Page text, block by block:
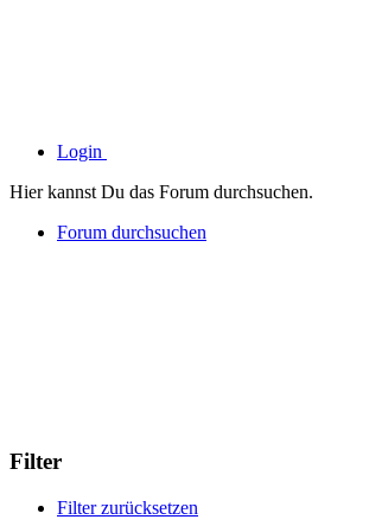
Login
Hier kannst Du das Forum durchsuchen.
Forum durchsuchen
Filter
Filter zurücksetzen